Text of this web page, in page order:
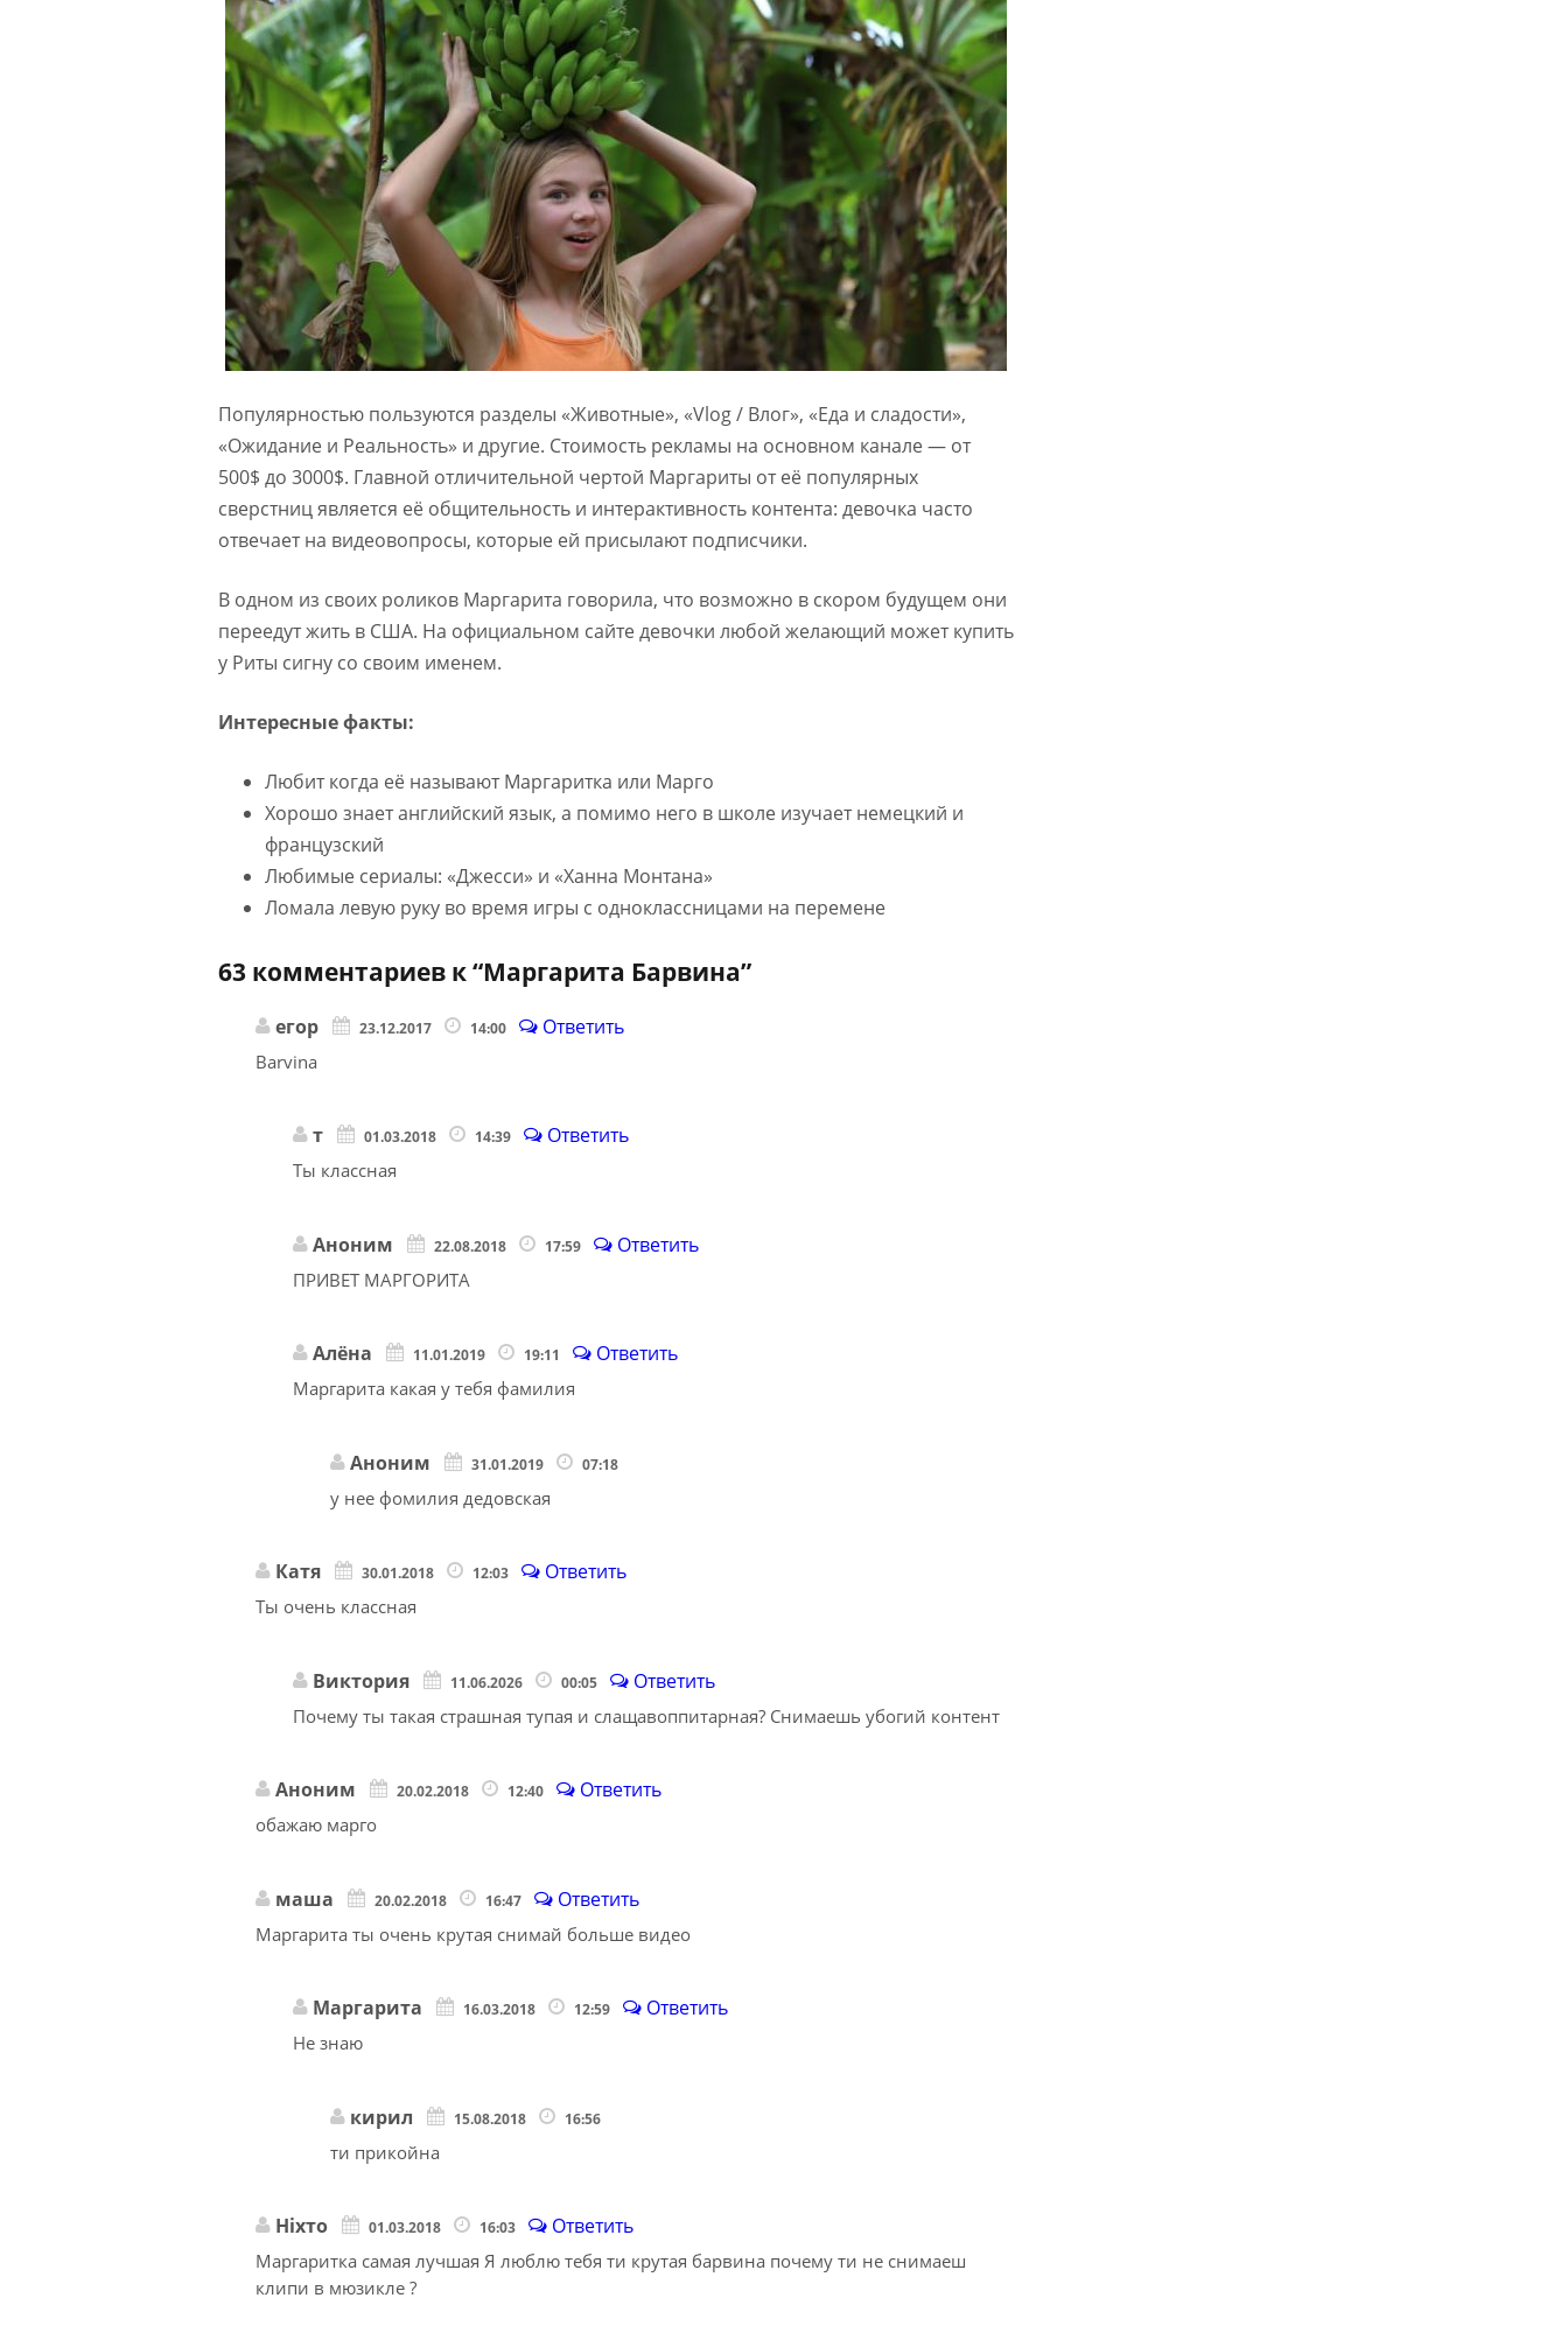
Популярностью пользуются разделы «Животные», «Vlog / Влог», «Еда и сладости»,
«Ожидание и Реальность» и другие. Стоимость рекламы на основном канале — от
500$ до 3000$. Главной отличительной чертой Маргариты от её популярных
сверстниц является её общительность и интерактивность контента: девочка часто
отвечает на видеовопросы, которые ей присылают подписчики.
В одном из своих роликов Маргарита говорила, что возможно в скором будущем они
переедут жить в США. На официальном сайте девочки любой желающий может купить
у Риты сигну со своим именем.
Интересные факты:
Любит когда её называют Маргаритка или Марго
Хорошо знает английский язык, а помимо него в школе изучает немецкий и
французский
Любимые сериалы: «Джесси» и «Ханна Монтана»
Ломала левую руку во время игры с одноклассницами на перемене
63 комментариев к “Маргарита Барвина”
егор 23.12.2017 14:00 Ответить
Barvina
т 01.03.2018 14:39 Ответить
Ты классная
Аноним 22.08.2018 17:59 Ответить
ПРИВЕТ МАРГОРИТА
Алёна 11.01.2019 19:11 Ответить
Маргарита какая у тебя фамилия
Аноним 31.01.2019 07:18
у нее фомилия дедовская
Катя 30.01.2018 12:03 Ответить
Ты очень классная
Виктория 11.06.2026 00:05 Ответить
Почему ты такая страшная тупая и слащавоппитарная? Снимаешь убогий контент
Аноним 20.02.2018 12:40 Ответить
обажаю марго
маша 20.02.2018 16:47 Ответить
Маргарита ты очень крутая снимай больше видео
Маргарита 16.03.2018 12:59 Ответить
Не знаю
кирил 15.08.2018 16:56
ти прикойна
Ніхто 01.03.2018 16:03 Ответить
Маргаритка самая лучшая Я люблю тебя ти крутая барвина почему ти не снимаеш
клипи в мюзикле ?